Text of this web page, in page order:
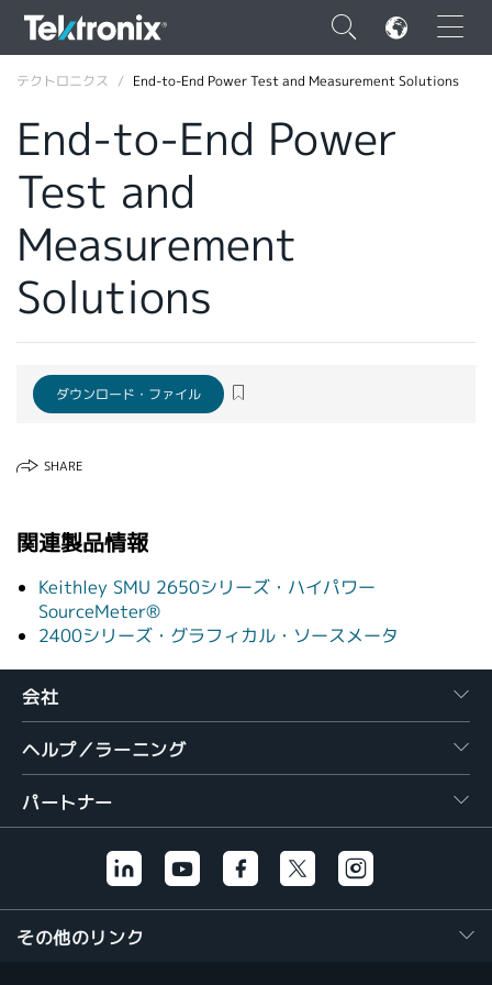
×
ENGLISH
FRANÇAIS
DEUTSCH
VIỆT NAM
简体中文
韓国語
テクトロニクス End-to-End Power Test and Measurement Solutions
End-to-End Power
Test and
Measurement
Solutions
ダウンロード・ファイル
SHARE
関連製品情報
Keithley SMU 2650シリーズ・ハイパワー
SourceMeter®
2400シリーズ・グラフィカル・ソースメータ
会社
ヘルプ／ラーニング
パートナー
その他のリンク